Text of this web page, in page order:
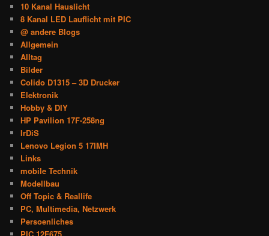
10 Kanal Hauslicht
8 Kanal LED Lauflicht mit PIC
@ andere Blogs
Allgemein
Alltag
Bilder
Colido D1315 – 3D Drucker
Elektronik
Hobby & DIY
HP Pavilion 17F-258ng
IrDiS
Lenovo Legion 5 17IMH
Links
mobile Technik
Modellbau
Off Topic & Reallife
PC, Multimedia, Netzwerk
Persoenliches